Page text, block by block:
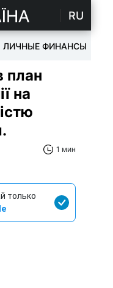
RU
ЛИЧНЫЕ ФИНАНСЫ
план
на
1 мин
только